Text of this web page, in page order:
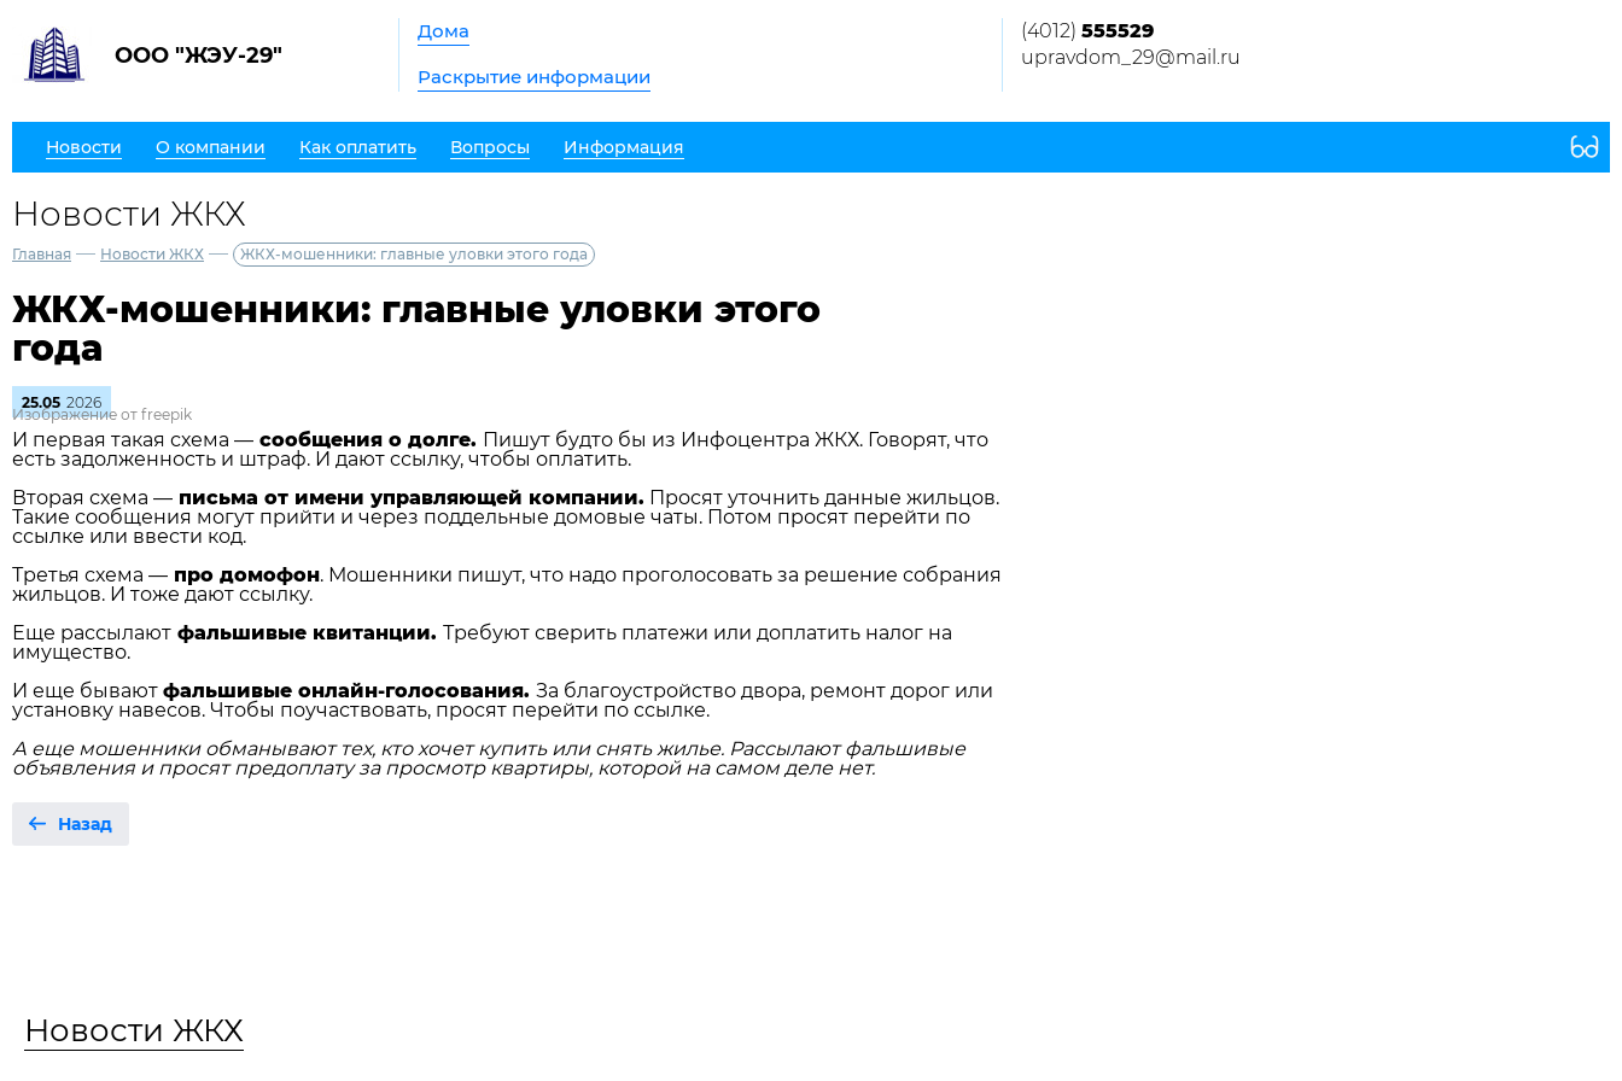
ООО "ЖЭУ-29"
Дома
Раскрытие информации
(4012) 555529
upravdom_29@mail.ru
Новости О компании Как оплатить Вопросы Информация
Новости ЖКХ
Главная — Новости ЖКХ — ЖКХ-мошенники: главные уловки этого года
ЖКХ-мошенники: главные уловки этого
года
25.05 2026
Изображение от freepik
И первая такая схема — сообщения о долге. Пишут будто бы из Инфоцентра ЖКХ. Говорят, что
есть задолженность и штраф. И дают ссылку, чтобы оплатить.
Вторая схема — письма от имени управляющей компании. Просят уточнить данные жильцов.
Такие сообщения могут прийти и через поддельные домовые чаты. Потом просят перейти по
ссылке или ввести код.
Третья схема — про домофон. Мошенники пишут, что надо проголосовать за решение собрания
жильцов. И тоже дают ссылку.
Еще рассылают фальшивые квитанции. Требуют сверить платежи или доплатить налог на
имущество.
И еще бывают фальшивые онлайн‑голосования. За благоустройство двора, ремонт дорог или
установку навесов. Чтобы поучаствовать, просят перейти по ссылке.
А еще мошенники обманывают тех, кто хочет купить или снять жилье. Рассылают фальшивые
объявления и просят предоплату за просмотр квартиры, которой на самом деле нет.
Назад
Новости ЖКХ